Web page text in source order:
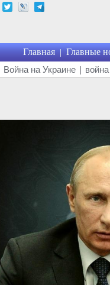
Главная | Главные
Война на Украине |